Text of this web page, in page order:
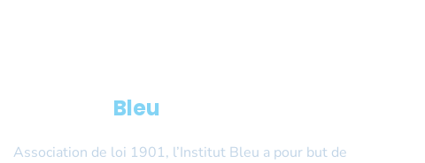
Bleu
Association de loi 1901, l’Institut Bleu a pour but de